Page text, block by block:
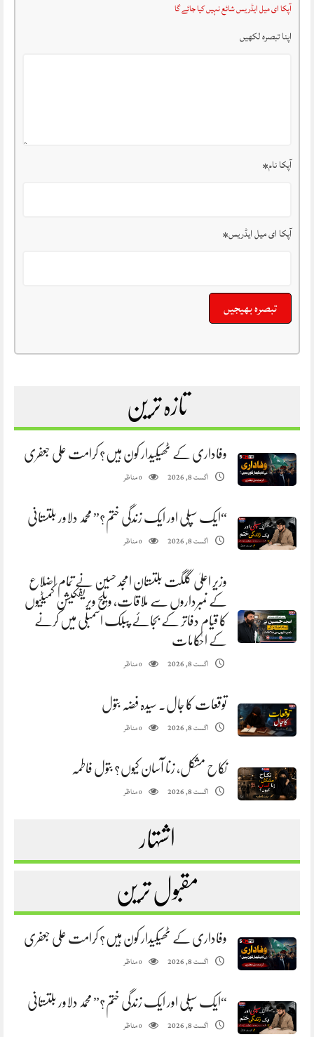
آپکا ای میل ایڈریس شائع نہیں کیا جائے گا
اپنا تبصرہ لکھیں
آپکا نام*
آپکا ای میل ایڈریس*
تازہ ترین
وفاداری کے ٹھیکیدار کون ہیں؟ کرامت علی جعفری
اگست 8, 2026 0مناظر
“ایک سپلی اور ایک زندگی ختم؟” محمد دلاور بلتستانی
اگست 8, 2026 0مناظر
وزیر اعلیٰ گلگت بلتستان امجد حسین نے تمام اضلاع
کے نمبرداروں سے ملاقات، ویلج ویریفکیشن کمیٹیوں
کا قیام دفاتر کے بجائے پبلک اسمبلی میں کرنے
کے احکامات
اگست 8, 2026 0مناظر
توقعات کا جال. سیدہ فضہ بتول
اگست 8, 2026 0مناظر
نکاح مشکل، زنا آسان کیوں؟ بتول فاطمہ
اگست 8, 2026 0مناظر
اشتہار
مقبول ترین
وفاداری کے ٹھیکیدار کون ہیں؟ کرامت علی جعفری
اگست 8, 2026 0مناظر
“ایک سپلی اور ایک زندگی ختم؟” محمد دلاور بلتستانی
اگست 8, 2026 0مناظر